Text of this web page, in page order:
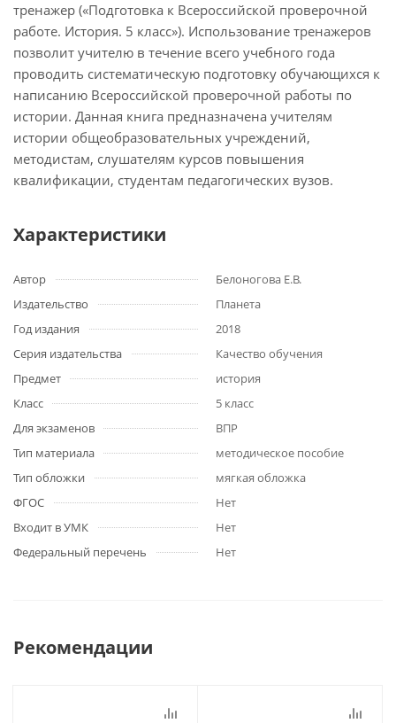
тренажер («Подготовка к Всероссийской проверочной
работе. История. 5 класс»). Использование тренажеров
позволит учителю в течение всего учебного года
проводить систематическую подготовку обучающихся к
написанию Всероссийской проверочной работы по
истории. Данная книга предназначена учителям
истории общеобразовательных учреждений,
методистам, слушателям курсов повышения
квалификации, студентам педагогических вузов.
Характеристики
Автор
Белоногова Е.В.
Издательство
Планета
Год издания
2018
Серия издательства
Качество обучения
Предмет
история
Класс
5 класс
Для экзаменов
ВПР
Тип материала
методическое пособие
Тип обложки
мягкая обложка
ФГОС
Нет
Входит в УМК
Нет
Федеральный перечень
Нет
Рекомендации